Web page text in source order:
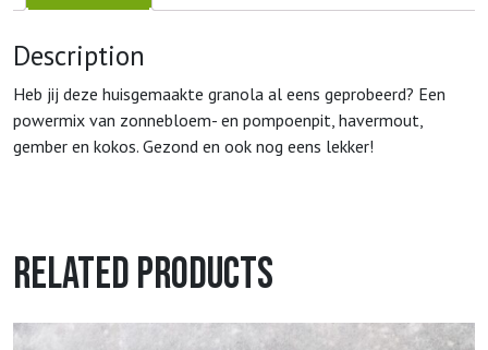
Description
Heb jij deze huisgemaakte granola al eens geprobeerd? Een
powermix van zonnebloem- en pompoenpit, havermout,
gember en kokos. Gezond en ook nog eens lekker!
Related products